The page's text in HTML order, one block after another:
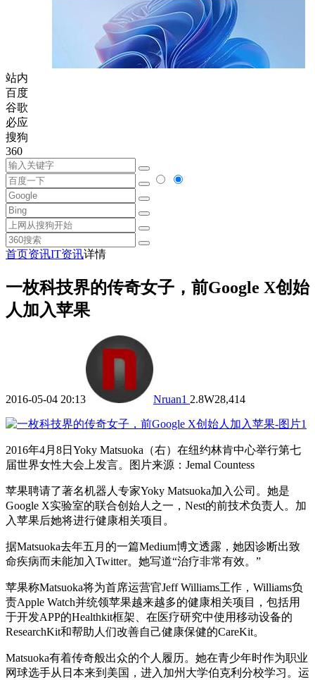
站内
百度
谷歌
必应
搜狗
360
首页资讯IT资讯详情
一枚科技界的传奇女子，前Google X创始
人加入苹果
2016-05-04 20:13 Nruan1 2.8W28,414
2016年4月8日Yoky Matsuoka（右）在纽约林肯中心举行第七
届世界女性大会上发言。图片来源：Jemal Countess
苹果聘请了著名机器人专家Yoky Matsuoka加入公司。她是
Google X实验室的联合创始人之一，Nest的前技术负责人。加
入苹果后她将进行健康相关项目。
据Matsuoka去年五月的一篇Medium博文透露，她因诊断出致
命疾病而未能加入Twitter。她写道“治疗非常有效。”
苹果称Matsuoka将为首席运营官Jeff Williams工作，Williams负
责Apple Watch并统领苹果越来越多的健康相关项目，包括用
于开发APP的Healthkit框架、在医疗研究中使用移动设备的
ResearchKit和帮助人们改善自己健康保健的CareKit。
Matsuoka有着传奇般出众的个人履历。她在青少年时作为职业
网球选手从日本来到美国，进入加州大学伯克利分校学习。运